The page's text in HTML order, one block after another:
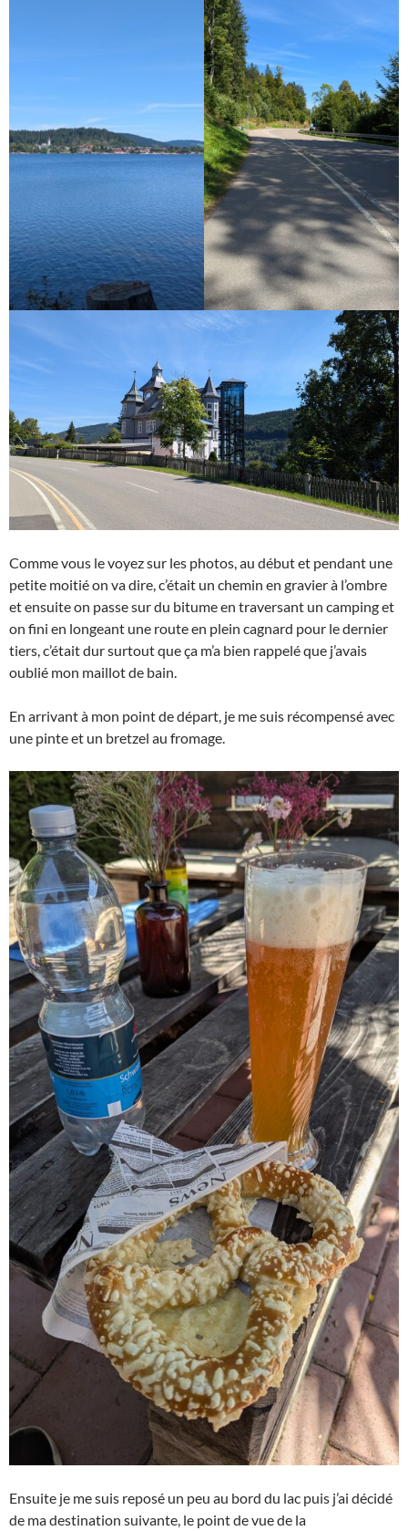
Comme vous le voyez sur les photos, au début et pendant une
petite moitié on va dire, c’était un chemin en gravier à l’ombre
et ensuite on passe sur du bitume en traversant un camping et
on fini en longeant une route en plein cagnard pour le dernier
tiers, c’était dur surtout que ça m’a bien rappelé que j’avais
oublié mon maillot de bain.
En arrivant à mon point de départ, je me suis récompensé avec
une pinte et un bretzel au fromage.
Ensuite je me suis reposé un peu au bord du lac puis j’ai décidé
de ma destination suivante, le point de vue de la